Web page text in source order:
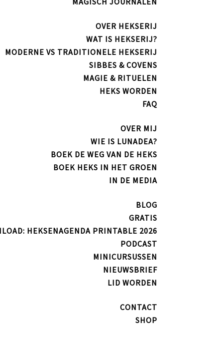
OVER HEKSERIJ
WAT IS HEKSERIJ?
MODERNE VS TRADITIONELE HEKSERIJ
SIBBES & COVENS
MAGIE & RITUELEN
HEKS WORDEN
FAQ
OVER MIJ
WIE IS LUNADEA?
BOEK DE WEG VAN DE HEKS
BOEK HEKS IN HET GROEN
IN DE MEDIA
BLOG
GRATIS
HEKSENAGENDA PRINTABLE 2026
PODCAST
MINICURSUSSEN
NIEUWSBRIEF
LID WORDEN
CONTACT
SHOP